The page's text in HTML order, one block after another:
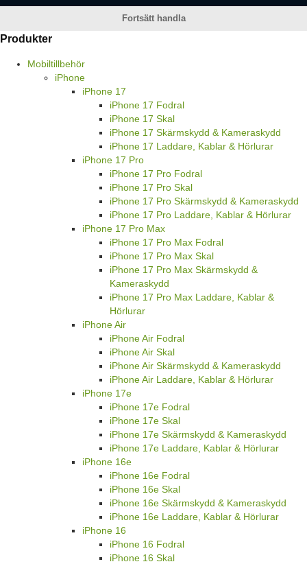
Fortsätt handla
Produkter
Mobiltillbehör
iPhone
iPhone 17
iPhone 17 Fodral
iPhone 17 Skal
iPhone 17 Skärmskydd & Kameraskydd
iPhone 17 Laddare, Kablar & Hörlurar
iPhone 17 Pro
iPhone 17 Pro Fodral
iPhone 17 Pro Skal
iPhone 17 Pro Skärmskydd & Kameraskydd
iPhone 17 Pro Laddare, Kablar & Hörlurar
iPhone 17 Pro Max
iPhone 17 Pro Max Fodral
iPhone 17 Pro Max Skal
iPhone 17 Pro Max Skärmskydd &
Kameraskydd
iPhone 17 Pro Max Laddare, Kablar &
Hörlurar
iPhone Air
iPhone Air Fodral
iPhone Air Skal
iPhone Air Skärmskydd & Kameraskydd
iPhone Air Laddare, Kablar & Hörlurar
iPhone 17e
iPhone 17e Fodral
iPhone 17e Skal
iPhone 17e Skärmskydd & Kameraskydd
iPhone 17e Laddare, Kablar & Hörlurar
iPhone 16e
iPhone 16e Fodral
iPhone 16e Skal
iPhone 16e Skärmskydd & Kameraskydd
iPhone 16e Laddare, Kablar & Hörlurar
iPhone 16
iPhone 16 Fodral
iPhone 16 Skal